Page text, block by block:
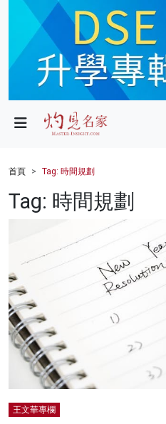
政局
財經
商業
影片
名家榜
灼見活動
首頁 Tag: 時間規劃
Tag: 時間規劃
王文華專欄